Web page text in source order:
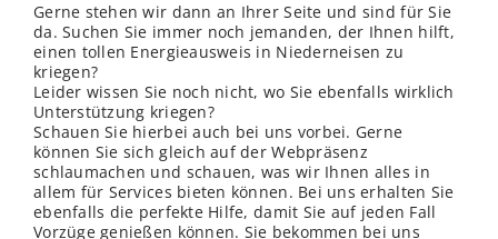
Gerne stehen wir dann an Ihrer Seite und sind für Sie
da. Suchen Sie immer noch jemanden, der Ihnen hilft,
einen tollen Energieausweis in Niederneisen zu
kriegen?
Leider wissen Sie noch nicht, wo Sie ebenfalls wirklich
Unterstützung kriegen?
Schauen Sie hierbei auch bei uns vorbei. Gerne
können Sie sich gleich auf der Webpräsenz
schlaumachen und schauen, was wir Ihnen alles in
allem für Services bieten können. Bei uns erhalten Sie
ebenfalls die perfekte Hilfe, damit Sie auf jeden Fall
Vorzüge genießen können. Sie bekommen bei uns